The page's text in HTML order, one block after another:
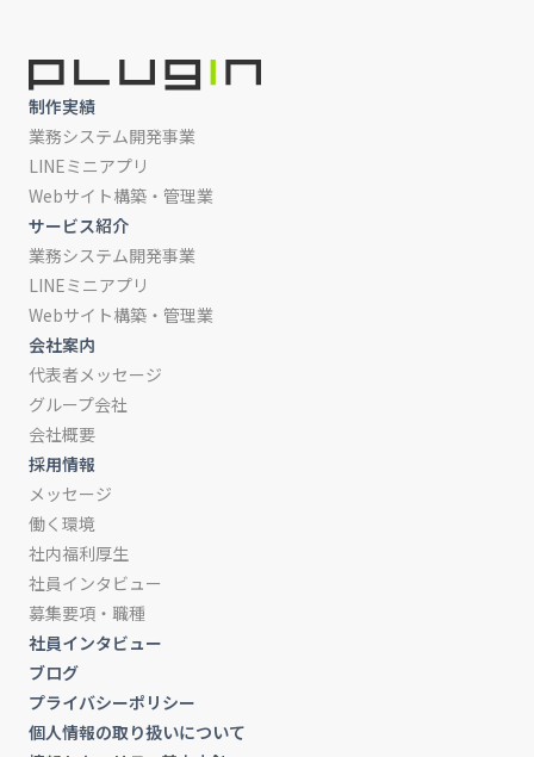
制作実績
業務システム開発事業
LINEミニアプリ
Webサイト構築・管理業
サービス紹介
業務システム開発事業
LINEミニアプリ
Webサイト構築・管理業
会社案内
代表者メッセージ
グループ会社
会社概要
採用情報
メッセージ
働く環境
社内福利厚生
社員インタビュー
募集要項・職種
社員インタビュー
ブログ
プライバシーポリシー
個人情報の取り扱いについて